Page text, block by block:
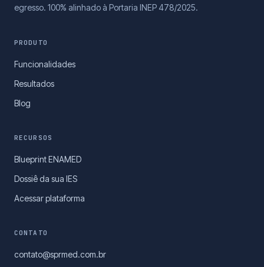
egresso. 100% alinhado à Portaria INEP 478/2025.
PRODUTO
Funcionalidades
Resultados
Blog
RECURSOS
Blueprint ENAMED
Dossiê da sua IES
Acessar plataforma
CONTATO
contato@sprmed.com.br